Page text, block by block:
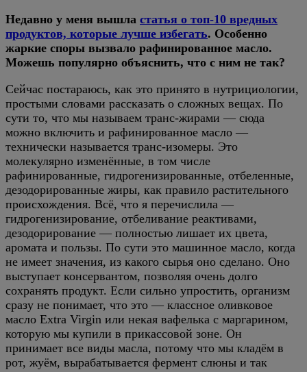
Недавно у меня вышла статья о топ-10 вредных
продуктов, которые лучше избегать. Особенно
жаркие споры вызвало рафинированное масло.
Можешь популярно объяснить, что с ним не так?
Сейчас постараюсь, как это принято в нутрициологии,
простыми словами рассказать о сложных вещах. По
сути то, что мы называем транс-жирами — сюда
можно включить и рафинированное масло —
технически называется транс-изомеры. Это
молекулярно изменённые, в том числе
рафинированные, гидрогенизированные, отбеленные,
дезодорированные жиры, как правило растительного
происхождения. Всё, что я перечислила —
гидрогенизирование, отбеливание реактивами,
дезодорирование — полностью лишает их цвета,
аромата и пользы. По сути это машинное масло, когда
не имеет значения, из какого сырья оно сделано. Оно
выступает консервантом, позволяя очень долго
сохранять продукт. Если сильно упростить, организм
сразу не понимает, что это — классное оливковое
масло Extra Virgin или некая вафелька с маргарином,
которую мы купили в прикассовой зоне. Он
принимает все виды масла, потому что мы кладём в
рот, жуём, вырабатывается фермент слюны и так